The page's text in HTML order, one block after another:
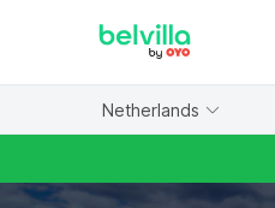
Netherlands